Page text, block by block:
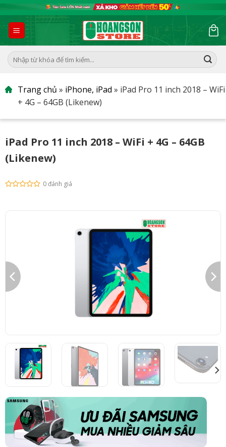
to
content
Tìm
kiếm:
Trang chủ » iPhone, iPad » iPad Pro 11 inch 2018 – WiFi
+ 4G – 64GB (Likenew)
iPad Pro 11 inch 2018 – WiFi + 4G – 64GB
(Likenew)
0 đánh giá